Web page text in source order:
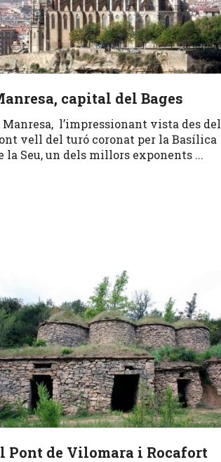
capital del Bages
Manresa, l’impressionant vista des del
vell del turó coronat per la Basílica
la Seu, un dels millors exponents ...
Pont de Vilomara i Rocafort